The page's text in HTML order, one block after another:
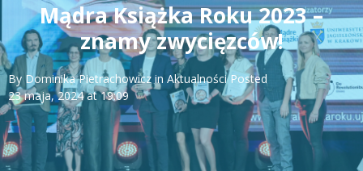
Mądra Książka Roku 2023 –
znamy zwycięzców!
By Dominika Pietrachowicz in Aktualności Posted
23 maja, 2024 at 19:09